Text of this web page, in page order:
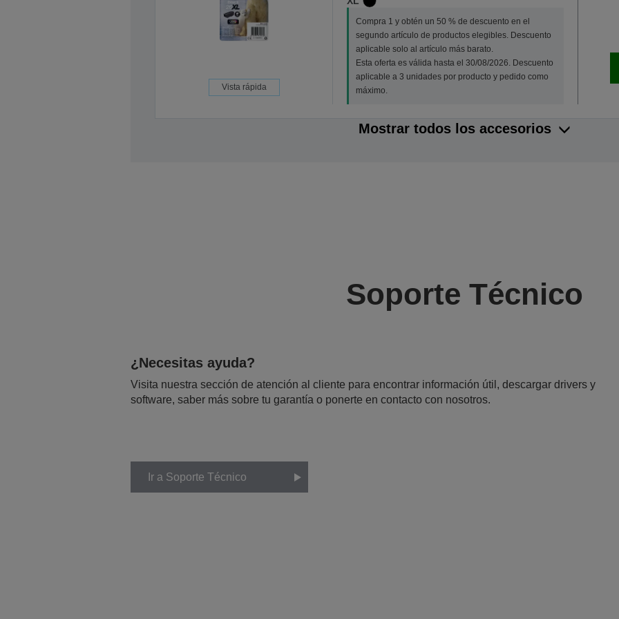
Vista rápida
Compra 1 y obtén un 50 % de descuento en el
segundo artículo de productos elegibles. Descuento
aplicable solo al artículo más barato.
Esta oferta es válida hasta el 30/08/2026. Descuento
aplicable a 3 unidades por producto y pedido como
máximo.
Mostrar todos los accesorios
Soporte Técnico
¿Necesitas ayuda?
Visita nuestra sección de atención al cliente para encontrar información útil, descargar drivers y
software, saber más sobre tu garantía o ponerte en contacto con nosotros.
Ir a Soporte Técnico